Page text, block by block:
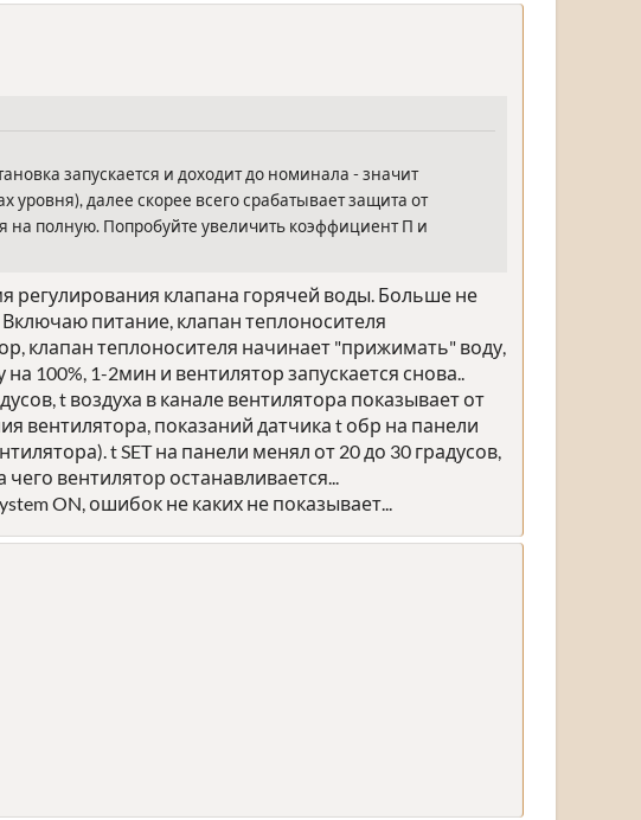
запускается и доходит до номинала - значит
далее скорее всего срабатывает защита от
на полную. Попробуйте увеличить коэффициент П и
регулирования клапана горячей воды. Больше не
питание, клапан теплоносителя
клапан теплоносителя начинает "прижимать" воду,
100%, 1-2мин и вентилятор запускается снова..
t воздуха в канале вентилятора показывает от
вентилятора, показаний датчика t обр на панели
t SET на панели менял от 20 до 30 градусов,
вентилятор останавливается...
ON, ошибок не каких не показывает...